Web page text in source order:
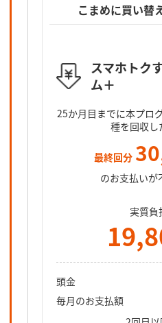
こまめに買い替
スマホトク
ム＋
25か月目までに本プロ
種を回収し
最終回分
のお支払いが
実質負
頭金
毎月のお支払額